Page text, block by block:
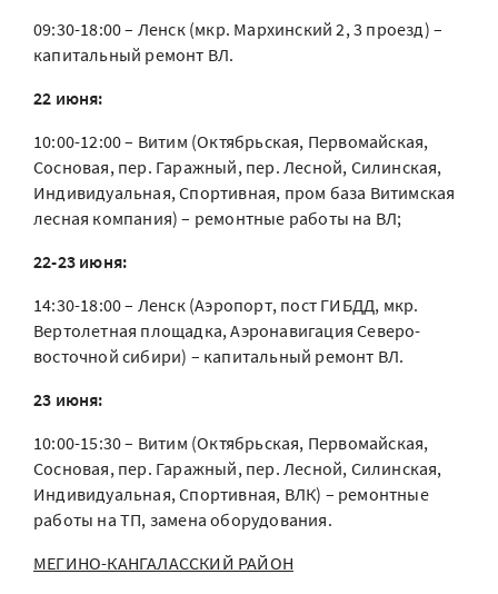
09:30-18:00 – Ленск (мкр. Мархинский 2, 3 проезд) –
капитальный ремонт ВЛ.
22 июня:
10:00-12:00 – Витим (Октябрьская, Первомайская,
Сосновая, пер. Гаражный, пер. Лесной, Силинская,
Индивидуальная, Спортивная, пром база Витимская
лесная компания) – ремонтные работы на ВЛ;
22-23 июня:
14:30-18:00 – Ленск (Аэропорт, пост ГИБДД, мкр.
Вертолетная площадка, Аэронавигация Северо-
восточной сибири) – капитальный ремонт ВЛ.
23 июня:
10:00-15:30 – Витим (Октябрьская, Первомайская,
Сосновая, пер. Гаражный, пер. Лесной, Силинская,
Индивидуальная, Спортивная, ВЛК) – ремонтные
работы на ТП, замена оборудования.
МЕГИНО-КАНГАЛАССКИЙ РАЙОН